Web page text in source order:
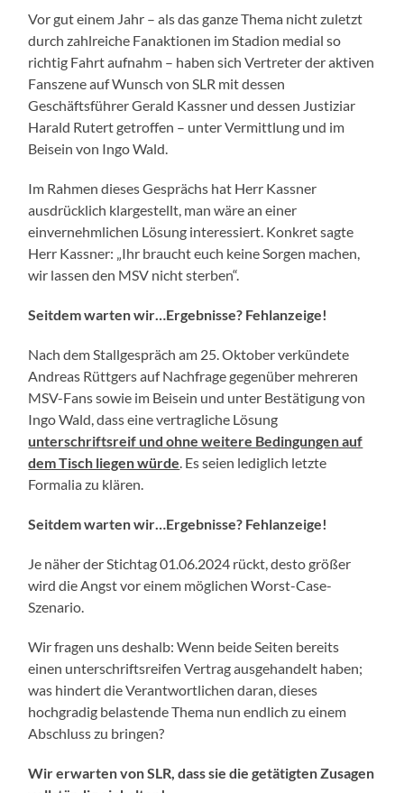
Vor gut einem Jahr – als das ganze Thema nicht zuletzt
durch zahlreiche Fanaktionen im Stadion medial so
richtig Fahrt aufnahm – haben sich Vertreter der aktiven
Fanszene auf Wunsch von SLR mit dessen
Geschäftsführer Gerald Kassner und dessen Justiziar
Harald Rutert getroffen – unter Vermittlung und im
Beisein von Ingo Wald.
Im Rahmen dieses Gesprächs hat Herr Kassner
ausdrücklich klargestellt, man wäre an einer
einvernehmlichen Lösung interessiert. Konkret sagte
Herr Kassner: „Ihr braucht euch keine Sorgen machen,
wir lassen den MSV nicht sterben“.
Seitdem warten wir…Ergebnisse? Fehlanzeige!
Nach dem Stallgespräch am 25. Oktober verkündete
Andreas Rüttgers auf Nachfrage gegenüber mehreren
MSV-Fans sowie im Beisein und unter Bestätigung von
Ingo Wald, dass eine vertragliche Lösung
unterschriftsreif und ohne weitere Bedingungen auf
dem Tisch liegen würde. Es seien lediglich letzte
Formalia zu klären.
Seitdem warten wir…Ergebnisse? Fehlanzeige!
Je näher der Stichtag 01.06.2024 rückt, desto größer
wird die Angst vor einem möglichen Worst-Case-
Szenario.
Wir fragen uns deshalb: Wenn beide Seiten bereits
einen unterschriftsreifen Vertrag ausgehandelt haben;
was hindert die Verantwortlichen daran, dieses
hochgradig belastende Thema nun endlich zu einem
Abschluss zu bringen?
Wir erwarten von SLR, dass sie die getätigten Zusagen